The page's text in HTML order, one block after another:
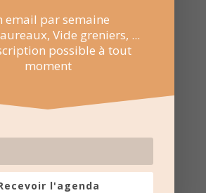
18:00
neuf, Saint-Maximin,
France,
Map
email par semaine
Vide greniers, ...
possible à tout
moment
l'agenda